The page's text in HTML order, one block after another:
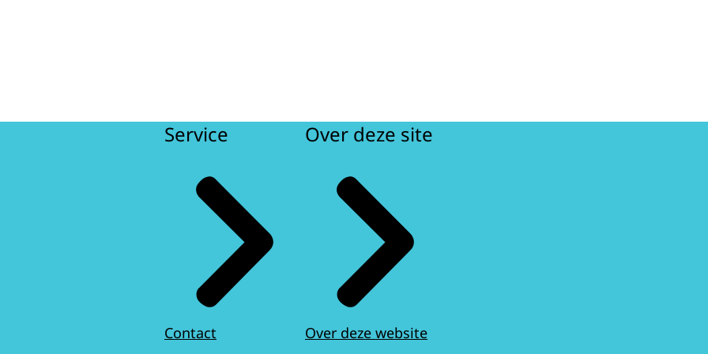
Service
Contact
Over deze site
Over deze website